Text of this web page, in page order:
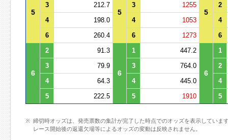
5 5 5
3
212.7 3 1255
2
4
198.0 4 1053
4
6
260.4 6 1273 6
6
2 91.3
6
1 447.2
6
1
3
79.9 3 764.0
2
4
64.3 4 445.0
4
5
222.5 5 1910 5
締切時オッズは、発売票数の集計が完了した時点でのオッズを表示していま
レース開始後の返還欠場等によるオッズの変動は反映されません。